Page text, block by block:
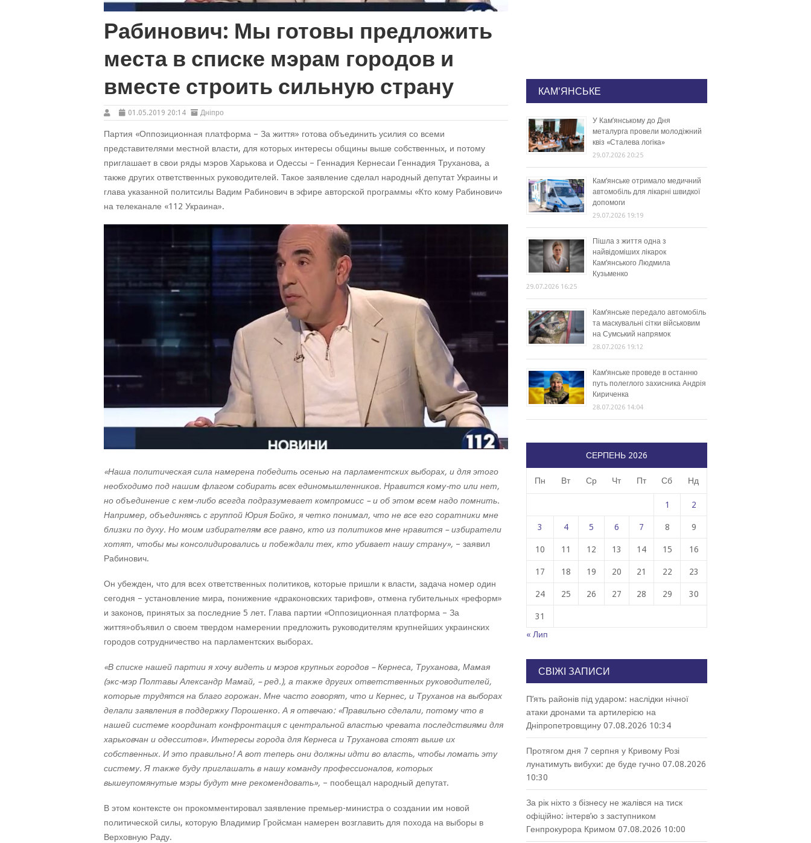
Рабинович: Мы готовы предложить
места в списке мэрам городов и
вместе строить сильную страну
01.05.2019 20:14 Дніпро
Партия «Оппозиционная платформа – За життя» готова объединить усилия со всеми
представителями местной власти, для которых интересы общины выше собственных, и потому
приглашает в свои ряды мэров Харькова и Одессы – Геннадия Кернесаи Геннадия Труханова, а
также других ответственных руководителей. Такое заявление сделал народный депутат Украины и
глава указанной политсилы Вадим Рабинович в эфире авторской программы «Кто кому Рабинович»
на телеканале «112 Украина».
«Наша политическая сила намерена победить осенью на парламентских выборах, и для этого
необходимо под нашим флагом собирать всех единомышленников. Нравится кому-то или нет,
но объединение с кем-либо всегда подразумевает компромисс – и об этом всем надо помнить.
Например, объединяясь с группой Юрия Бойко, я четко понимал, что не все его соратники мне
близки по духу. Но моим избирателям все равно, кто из политиков мне нравится – избиратели
хотят, чтобы мы консолидировались и побеждали тех, кто убивает нашу страну», – заявил
Рабинович.
Он убежден, что для всех ответственных политиков, которые пришли к власти, задача номер один
сегодня – установление мира, понижение «драконовских тарифов», отмена губительных «реформ»
и законов, принятых за последние 5 лет. Глава партии «Оппозиционная платформа – За
життя»объявил о своем твердом намерении предложить руководителям крупнейших украинских
городов сотрудничество на парламентских выборах.
«В списке нашей партии я хочу видеть и мэров крупных городов – Кернеса, Труханова, Мамая
(экс-мэр Полтавы Александр Мамай, – ред.), а также других ответственных руководителей,
которые трудятся на благо горожан. Мне часто говорят, что и Кернес, и Труханов на выборах
делали заявления в поддержку Порошенко. А я отвечаю: «Правильно сделали, потому что в
нашей системе координат конфронтация с центральной властью чревата последствиями для
харьковчан и одесситов». Интересы города для Кернеса и Труханова стоят выше их
собственных. И это правильно! А вот теперь они должны идти во власть, чтобы ломать эту
систему. Я также буду приглашать в нашу команду профессионалов, которых
вышеупомянутые мэры будут мне рекомендовать», – пообещал народный депутат.
В этом контексте он прокомментировал заявление премьер-министра о создании им новой
политической силы, которую Владимир Гройсман намерен возглавить для похода на выборы в
Верховную Раду.
КАМ'ЯНСЬКЕ
У Кам’янському до Дня
металурга провели молодіжний
квіз «Сталева логіка»
29.07.2026 20:25
Кам’янське отримало медичний
автомобіль для лікарні швидкої
допомоги
29.07.2026 19:19
Пішла з життя одна з
найвідоміших лікарок
Кам’янського Людмила
Кузьменко
29.07.2026 16:25
Кам’янське передало автомобіль
та маскувальні сітки військовим
на Сумський напрямок
28.07.2026 19:12
Кам’янське проведе в останню
путь полеглого захисника Андрія
Кириченка
28.07.2026 14:04
СЕРПЕНЬ 2026
Пн Вт Ср Чт Пт Сб Нд
1 2
3 4 5 6 7 8 9
10 11 12 13 14 15 16
17 18 19 20 21 22 23
24 25 26 27 28 29 30
31
« Лип
СВІЖІ ЗАПИСИ
П’ять районів під ударом: наслідки нічної
атаки дронами та артилерією на
Дніпропетровщину 07.08.2026 10:34
Протягом дня 7 серпня у Кривому Розі
лунатимуть вибухи: де буде гучно 07.08.2026
10:30
За рік ніхто з бізнесу не жалівся на тиск
офіційно: інтерв’ю з заступником
Генпрокурора Кримом 07.08.2026 10:00